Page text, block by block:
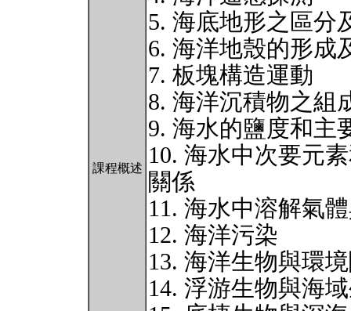
課程概述
5. 海底地形之區分
6. 海洋地殼的形成
7. 板塊構造運動
8. 海洋沉積物之組
9. 海水的鹽度和主
10. 海水中次要元
關係
11. 海水中溶解氣
12. 海洋污染
13. 海洋生物與環
14. 浮游生物與海